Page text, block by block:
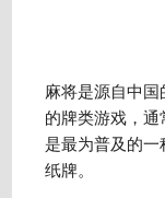
麻将是源自中
的牌类游戏，通
是最为普及的
纸牌。